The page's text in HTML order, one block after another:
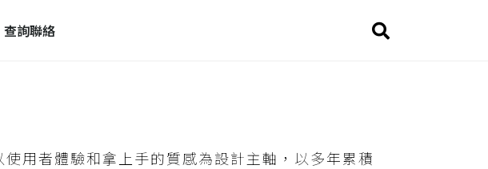
查詢聯絡
用者體驗和拿上手的質感為設計主軸，以多年累積